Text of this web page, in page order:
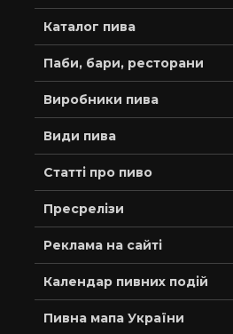
Каталог пива
Паби, бари, ресторани
Виробники пива
Види пива
Статті про пиво
Пресрелізи
Реклама на сайті
Календар пивних подій
Пивна мапа України